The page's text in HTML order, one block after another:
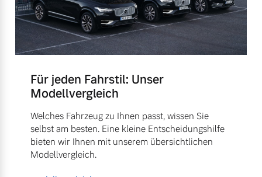
Für jeden Fahrstil: Unser
Modellvergleich
Welches Fahrzeug zu Ihnen passt, wissen Sie
selbst am besten. Eine kleine Entscheidungshilfe
bieten wir Ihnen mit unserem übersichtlichen
Modellvergleich.